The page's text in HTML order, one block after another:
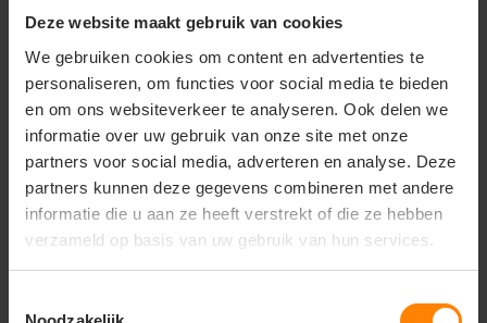
Deze website maakt gebruik van cookies
We gebruiken cookies om content en advertenties te
personaliseren, om functies voor social media te bieden
en om ons websiteverkeer te analyseren. Ook delen we
informatie over uw gebruik van onze site met onze
partners voor social media, adverteren en analyse. Deze
partners kunnen deze gegevens combineren met andere
informatie die u aan ze heeft verstrekt of die ze hebben
verzameld op basis van uw gebruik van hun services.
call +31(0)418 511 972
mail info@jobopromotions.nl
store Bezoek onze showroom:
Provincialeweg 59 - Velddriel
Dit vind je misschien ook leuk
Items van productcarrousel